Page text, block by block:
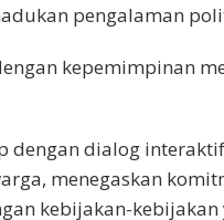
pengalaman
kepemimpinan
dengan dialog
menegaskan
kebijakan-